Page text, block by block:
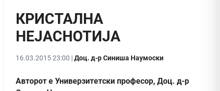
КРИСТАЛНА
НЕЈАСНОТИЈА
16.03.2015 23:00 |Доц. д-р Синиша Наумоски
Авторот е Универзитетски професор, Доц. д-р